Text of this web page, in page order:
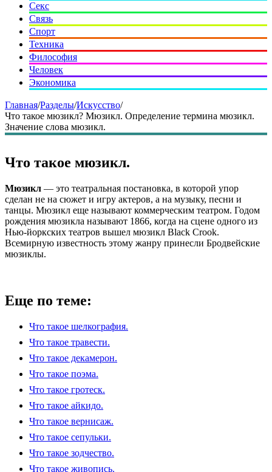
Секс
Связь
Спорт
Техника
Философия
Человек
Экономика
Главная/Разделы/Искусство/
Что такое мюзикл? Мюзикл. Определение термина мюзикл.
Значение слова мюзикл.
Что такое мюзикл.
Мюзикл — это театральная постановка, в которой упор
сделан не на сюжет и игру актеров, а на музыку, песни и
танцы. Мюзикл еще называют коммерческим театром. Годом
рождения мюзикла называют 1866, когда на сцене одного из
Нью-йоркских театров вышел мюзикл Black Crook.
Всемирную известность этому жанру принесли Бродвейские
мюзиклы.
Еще по теме:
Что такое шелкография.
Что такое травести.
Что такое декамерон.
Что такое поэма.
Что такое гротеск.
Что такое айкидо.
Что такое вернисаж.
Что такое сепульки.
Что такое зодчество.
Что такое живопись.